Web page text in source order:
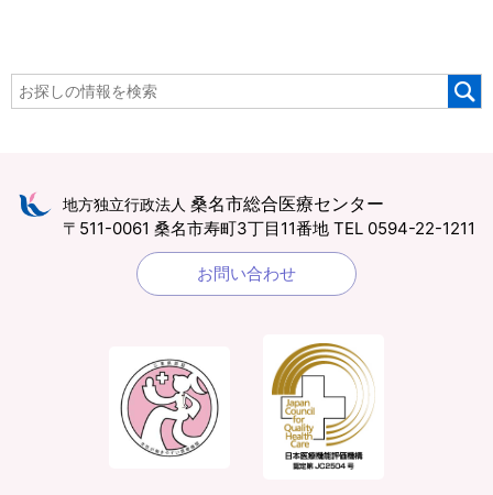
地方独立行政法人 桑名市総合医療センター
〒511-0061 桑名市寿町3丁目11番地 TEL 0594-22-1211
お問い合わせ